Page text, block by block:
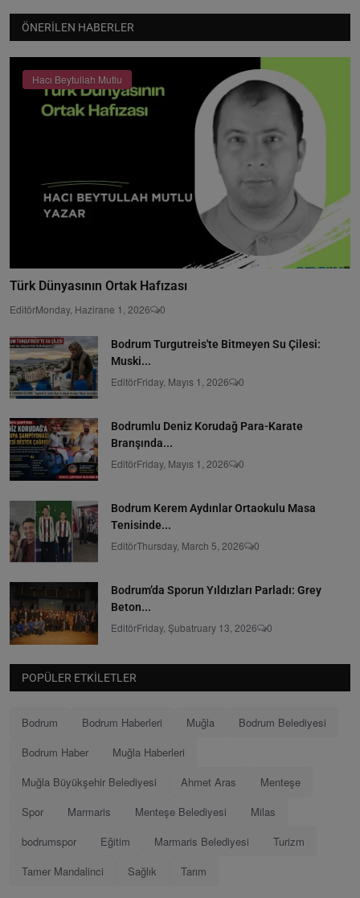
ÖNERILEN HABERLER
Hacı Beytullah Mutlu
Türk Dünyasının Ortak Hafızası
EditörMonday, Hazirane 1, 2026 0
Bodrum Turgutreis'te Bitmeyen Su Çilesi:
Muski...
EditörFriday, Mayıs 1, 2026 0
Bodrumlu Deniz Korudağ Para-Karate
Branşında...
EditörFriday, Mayıs 1, 2026 0
Bodrum Kerem Aydınlar Ortaokulu Masa
Tenisinde...
EditörThursday, March 5, 2026 0
Bodrum’da Sporun Yıldızları Parladı: Grey
Beton...
EditörFriday, Şubatruary 13, 2026 0
POPÜLER ETKILETLER
Bodrum Bodrum Haberleri Muğla
Bodrum Belediyesi
Bodrum Haber
Muğla Haberleri
Muğla Büyükşehir Belediyesi
Ahmet Aras
Menteşe
Spor
Marmaris Menteşe Belediyesi
Milas
bodrumspor
Eğitim Marmaris Belediyesi
Turizm
Tamer Mandalinci
Sağlık Tarım